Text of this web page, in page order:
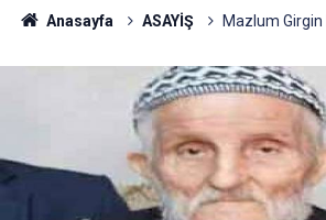
Anasayfa ASAYİŞ Mazlum Girgin